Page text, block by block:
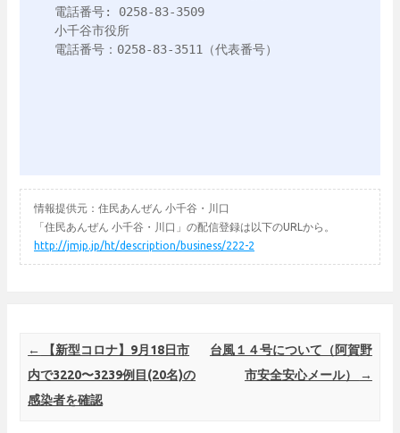
電話番号: 0258-83-3509
小千谷市役所
電話番号：0258-83-3511（代表番号）
情報提供元：住民あんぜん 小千谷・川口
「住民あんぜん 小千谷・川口」の配信登録は以下のURLから。
http://jmjp.jp/ht/description/business/222-2
Post navigation
←
【新型コロナ】9月18日市
内で3220〜3239例目(20名)の
感染者を確認
台風１４号について（阿賀野
市安全安心メール）
→